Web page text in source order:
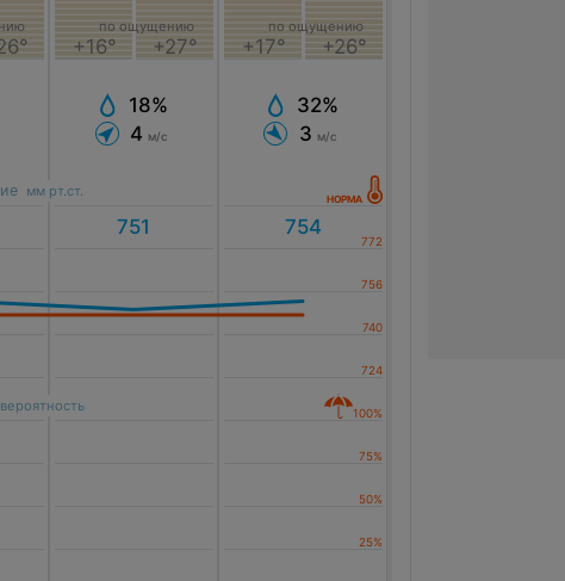
+16° +27°
по ощущению
18%
4 м/с
+17° +26°
по ощущению
32%
3 м/с
мм рт.ст.